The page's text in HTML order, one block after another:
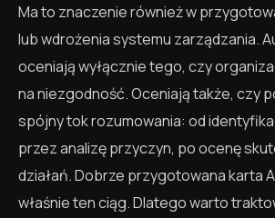
Ma to znaczenie również w
lub wdrożenia systemu zarządzania.
oceniają wyłącznie tego, czy
na niezgodność. Oceniają także, czy
spójny tok rozumowania: od
przez analizę przyczyn, po ocenę
działań. Dobrze przygotowana karta
właśnie ten ciąg. Dlatego warto